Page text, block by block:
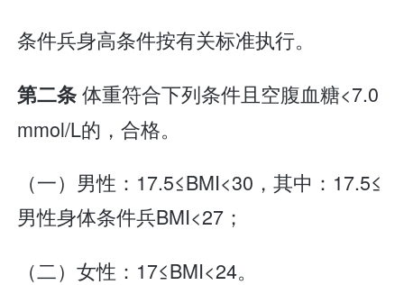
条件兵身高条件按有关标准执行。
第二条体重符合下列条件且空腹血糖<7.0
mmol/L的，合格。
（一）男性：17.5≤BMI<30，其中：17.5≤
男性身体条件兵BMI<27；
（二）女性：17≤BMI<24。